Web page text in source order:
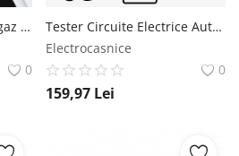
Detector de scurgeri de gaz si alarma de incendiu Techstar®, Wi-Fi, 200mA, Afisaj LCD, Control APP Smart Life, Notificari Push, Alb Techstar
0
Tester Circuite Electrice Auto TopDiag P60, 6-30V, Diagnostic cu afisaj LCD, Detectie Scurtcircuit, Identificare Polaritate, Diode, Impamantare, Activare Componente, lanterna LED, Cablu Lung 4m TopDiag
Electrocasnice
0
159,97 Lei